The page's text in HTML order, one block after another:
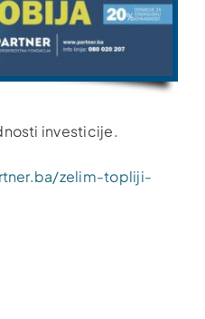
investicije.
zelim-topliji-